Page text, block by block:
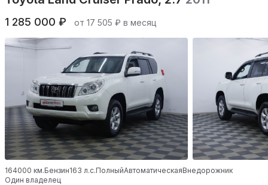
1 285 000 ₽ от 17 505 ₽ в месяц
164000 км.Бензин163 л.с.ПолныйАвтоматическаяВнедорожник
Один владелец